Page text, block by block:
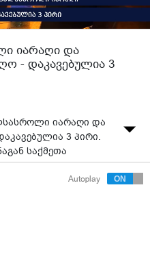
იარაღი და
- დაკავებულია 3
იარაღი და
3 პირი.
საქმეთა
სამეგრელო-ზემო
Autoplay